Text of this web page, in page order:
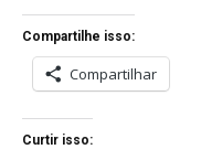
Compartilhe isso:
Compartilhar
Curtir isso: